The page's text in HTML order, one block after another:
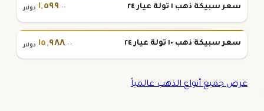
سعر سبيكة ذهب ١ تولة عيار ٢٤ ١,٥٩٩.٠٠ دولار
سعر سبيكة ذهب ١٠ تولة عيار ٢٤ ١٥,٩٨٨.٠٠ دولار
عرض جميع أنواع الذهب عالمياً